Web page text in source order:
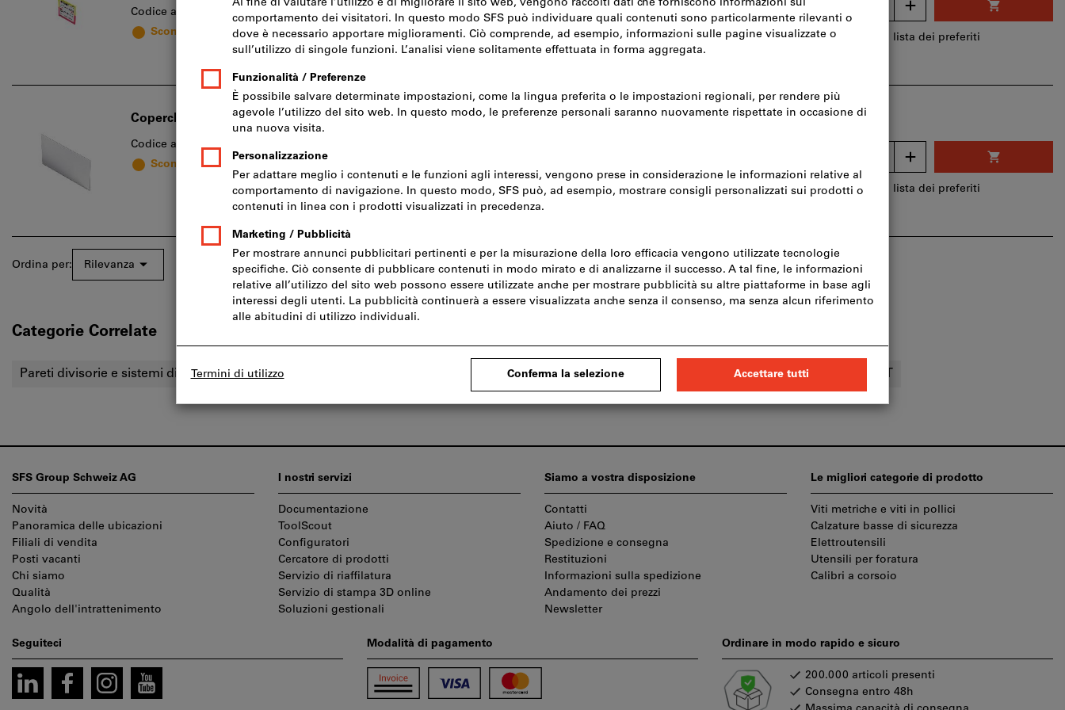
Codice art.: 2217981
Sconosciuto
Prezzo per 1 Pezzo
Prezzo più spese di spedizione
CHF 0.90 Aggiungi alla lista dei preferiti
Coperchio di protezione W-PVC transparente 86x47
Codice art.: 602388
Sconosciuto
IVA inclusa Prezzo più spese di spedizione
Prezzo netto:CHF 0.20 Aggiungi alla lista dei preferiti
Ordina per: Rilevanza
Categorie Correlate
Pareti divisorie e sistemi di gestione dello spazio Sistemi di distribuzione automatica Tecnologia per l’ambiente Scaffali eLogisticsNXT
di
pagina
SFS Group Schweiz AG
Novità
Panoramica delle ubicazioni
Filiali di vendita
Posti vacanti
Chi siamo
Qualità
Angolo dell'intrattenimento
I nostri servizi
Documentazione
ToolScout
Configuratori
Cercatore di prodotti
Servizio di riaffilatura
Servizio di stampa 3D online
Soluzioni gestionali
Siamo a vostra disposizione
Contatti
Aiuto / FAQ
Spedizione e consegna
Restituzioni
Informazioni sulla spedizione
Andamento dei prezzi
Newsletter
Le migliori categorie di prodotto
Viti metriche e viti in pollici
Calzature basse di sicurezza
Elettroutensili
Utensili per foratura
Calibri a corsoio
Seguiteci Modalità di pagamento Ordinare in modo rapido e sicuro
200.000 articoli presenti
Consegna entro 48h